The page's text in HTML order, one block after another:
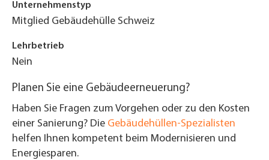
Unternehmenstyp
Mitglied Gebäudehülle Schweiz
Lehrbetrieb
Nein
Planen Sie eine Gebäudeerneuerung?
Haben Sie Fragen zum Vorgehen oder zu den Kosten
einer Sanierung? Die Gebäudehüllen-Spezialisten
helfen Ihnen kompetent beim Modernisieren und
Energiesparen.